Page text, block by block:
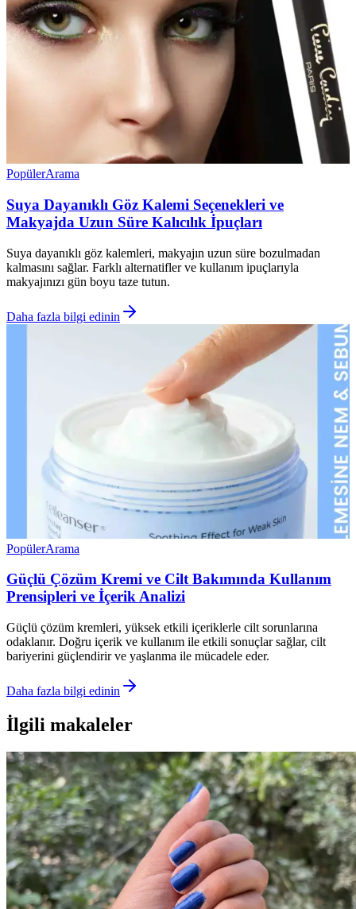
PopülerArama
Suya Dayanıklı Göz Kalemi Seçenekleri ve
Makyajda Uzun Süre Kalıcılık İpuçları
Suya dayanıklı göz kalemleri, makyajın uzun süre bozulmadan
kalmasını sağlar. Farklı alternatifler ve kullanım ipuçlarıyla
makyajınızı gün boyu taze tutun.
Daha fazla bilgi edinin
PopülerArama
Güçlü Çözüm Kremi ve Cilt Bakımında Kullanım
Prensipleri ve İçerik Analizi
Güçlü çözüm kremleri, yüksek etkili içeriklerle cilt sorunlarına
odaklanır. Doğru içerik ve kullanım ile etkili sonuçlar sağlar, cilt
bariyerini güçlendirir ve yaşlanma ile mücadele eder.
Daha fazla bilgi edinin
İlgili makaleler